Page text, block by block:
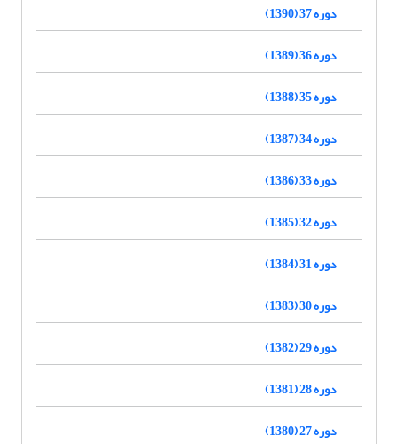
دوره 37 (1390)
دوره 36 (1389)
دوره 35 (1388)
دوره 34 (1387)
دوره 33 (1386)
دوره 32 (1385)
دوره 31 (1384)
دوره 30 (1383)
دوره 29 (1382)
دوره 28 (1381)
دوره 27 (1380)